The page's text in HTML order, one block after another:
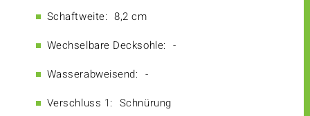
Schaftweite: 8,2 cm
Wechselbare Decksohle: -
Wasserabweisend: -
Verschluss 1: Schnürung